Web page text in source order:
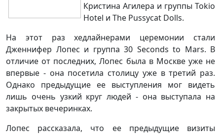
Кристина Агилера и группы Tokio
Hotel и The Pussycat Dolls.
На этот раз хедлайнерами церемонии стали
Дженнифер Лопес и группа 30 Seconds to Mars. В
отличие от последних, Лопес была в Москве уже не
впервые - она посетила столицу уже в третий раз.
Однако предыдущие ее выступления мог видеть
лишь очень узкий круг людей - она выступала на
закрытых вечеринках.
Лопес рассказала, что ее предыдущие визиты